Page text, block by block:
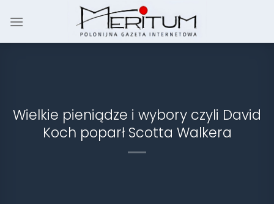
Wielkie pieniądze i wybory czyli David
Koch poparł Scotta Walkera